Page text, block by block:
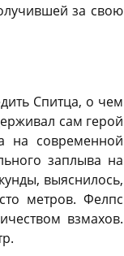
за свою
Спитца, о чем
сам герой
на современной
заплыва на
выяснилось,
метров. Фелпс
взмахов.